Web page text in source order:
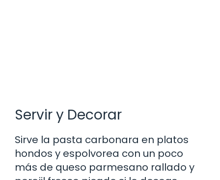
Servir y Decorar
Sirve la pasta carbonara en platos
hondos y espolvorea con un poco
más de queso parmesano rallado y